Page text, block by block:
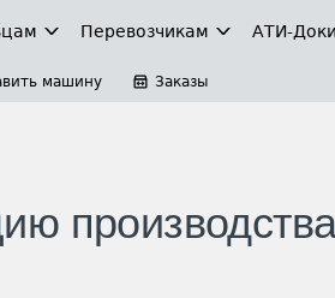
Перевозчикам АТИ-Доки
машину Заказы